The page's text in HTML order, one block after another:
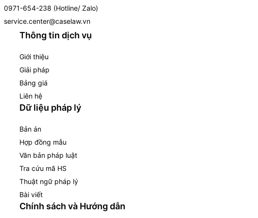
0971-654-238 (Hotline/ Zalo)
service.center@caselaw.vn
Thông tin dịch vụ
Giới thiệu
Giải pháp
Bảng giá
Liên hệ
Dữ liệu pháp lý
Bản án
Hợp đồng mẫu
Văn bản pháp luật
Tra cứu mã HS
Thuật ngữ pháp lý
Bài viết
Chính sách và Hướng dẫn